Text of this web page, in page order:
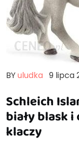
BYuludka 9 lipca
Schleich
biały blask
klaczy